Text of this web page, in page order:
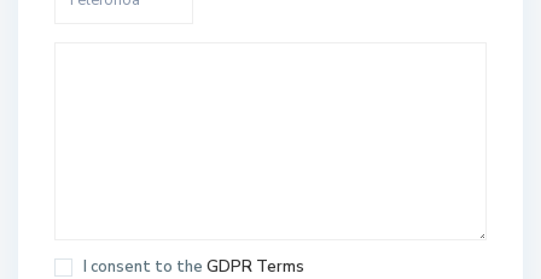
I consent to the GDPR Terms